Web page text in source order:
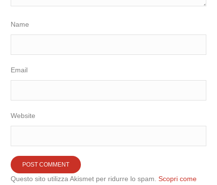
Name
Email
Website
Questo sito utilizza Akismet per ridurre lo spam.Scopri come